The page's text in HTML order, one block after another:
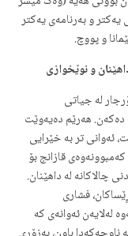
و بەرنامەی یەکتر
و پووچ.
و نوێخوازی
لە جیاتی
هەرێم دەیەوێت
ئەوانی تر بە خێرایی
قازانج بۆ
چالاکانە لە داهێنان.
فشاری
لەلایەن ئەوانەی کە